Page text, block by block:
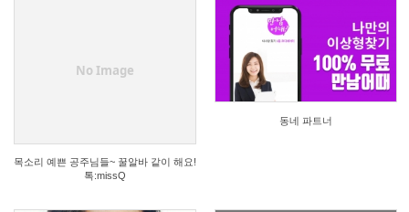
No Image
목소리 예쁜 공주님들~ 꿀알바 같이 해요!
톡:missQ
동네 파트너